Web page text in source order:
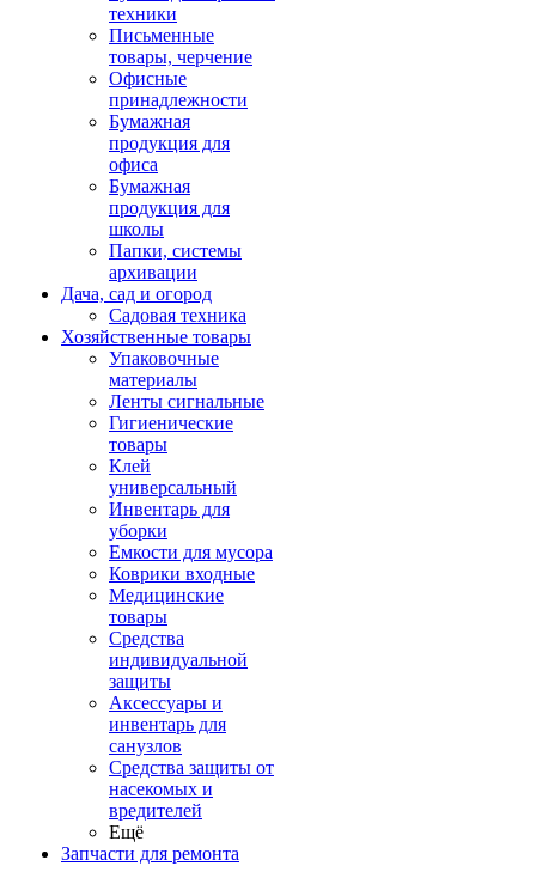
техники
Письменные
товары, черчение
Офисные
принадлежности
Бумажная
продукция для
офиса
Бумажная
продукция для
школы
Папки, системы
архивации
Дача, сад и огород
Садовая техника
Хозяйственные товары
Упаковочные
материалы
Ленты сигнальные
Гигиенические
товары
Клей
универсальный
Инвентарь для
уборки
Емкости для мусора
Коврики входные
Медицинские
товары
Средства
индивидуальной
защиты
Аксессуары и
инвентарь для
санузлов
Средства защиты от
насекомых и
вредителей
Ещё
Запчасти для ремонта